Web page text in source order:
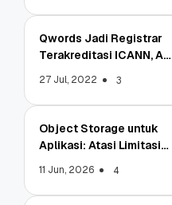
Qwords Jadi Registrar
Terakreditasi ICANN, Apa
27 Jul, 2022 3
Object Storage untuk
Aplikasi: Atasi Limitasi
11 Jun, 2026 4